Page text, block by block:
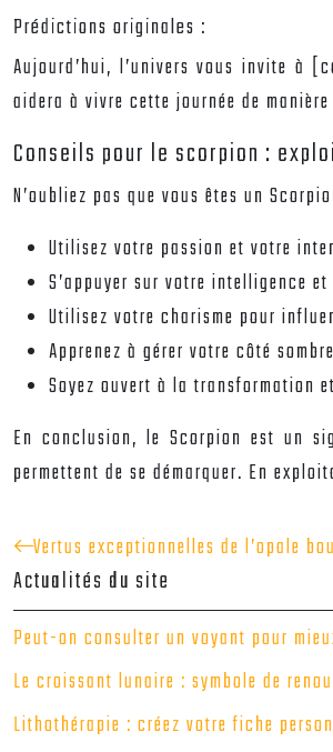
Prédictions originales :
Aujourd’hui, l’univers vous invite à
aidera à vivre cette journée de
Conseils pour le scorpion :
N’oubliez pas que vous êtes un
Utilisez votre passion et votre
S’appuyer sur votre intelligence
Utilisez votre charisme pour
Apprenez à gérer votre côté
Soyez ouvert à la transformation
En conclusion, le Scorpion est un
permettent de se démarquer. En
Vertus exceptionnelles de l’opale
Actualités du site
Peut-on consulter un voyant pour
Le croissant lunaire : symbole de
Lithothérapie : créez votre fiche